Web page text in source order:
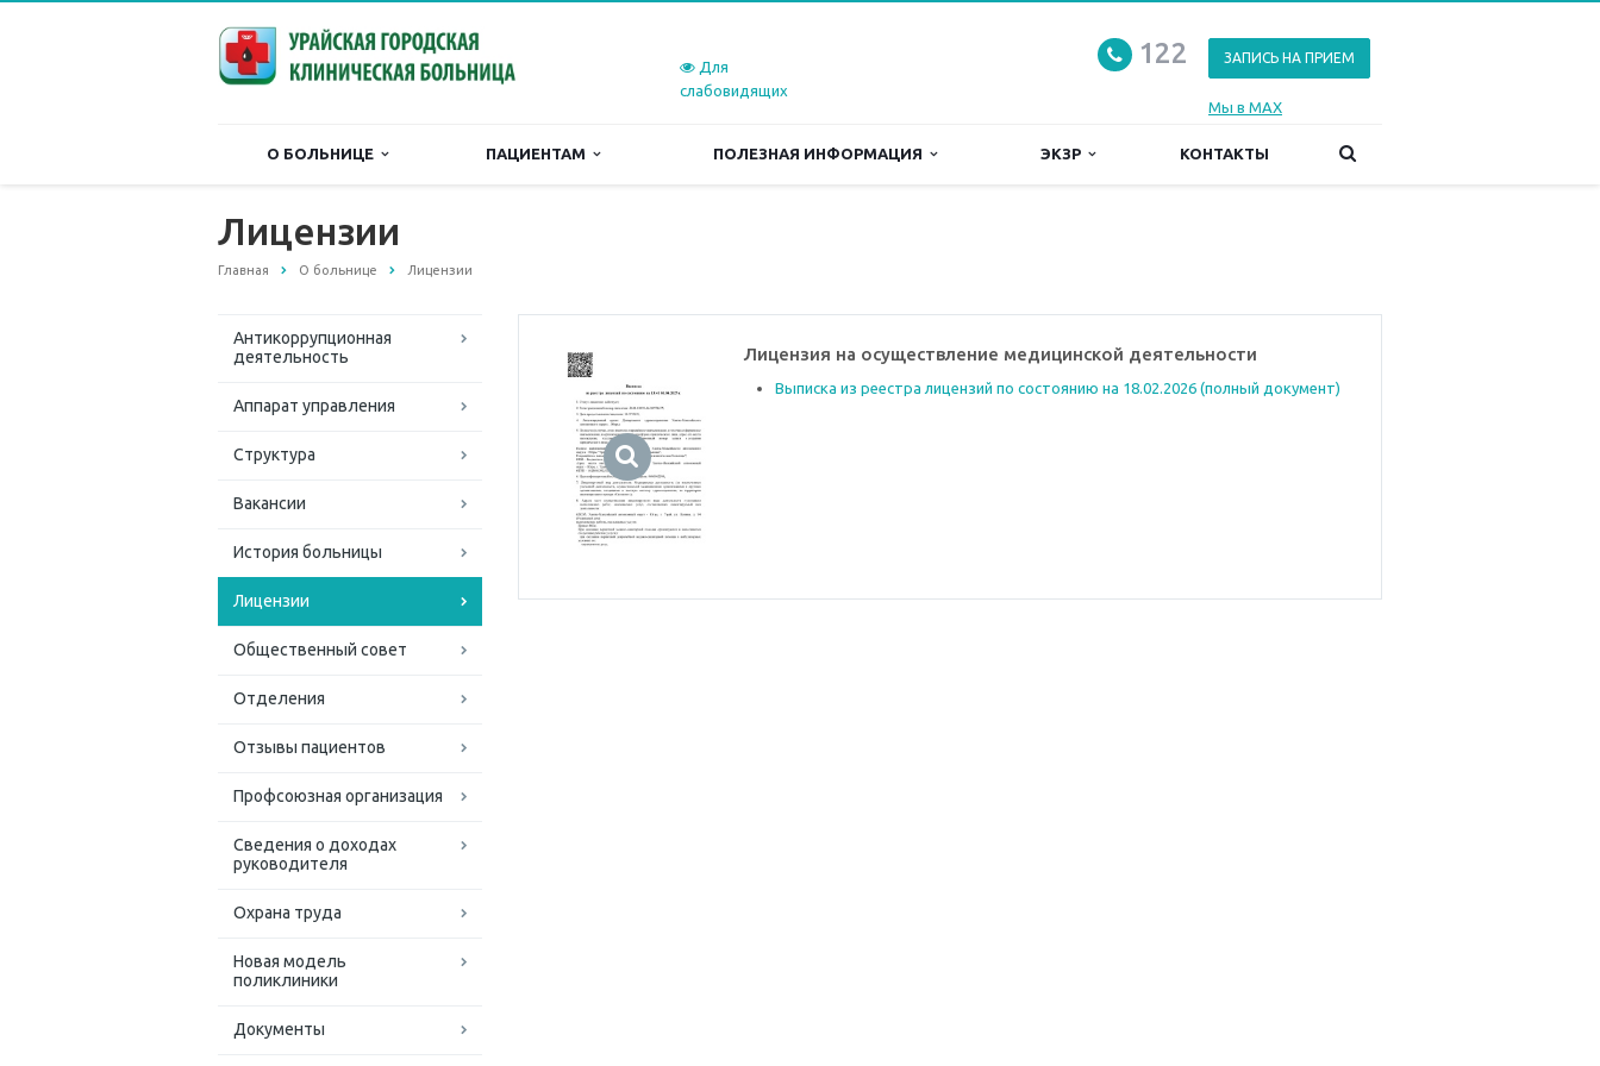
Для
слабовидящих
ЗАПИСЬ НА ПРИЕМ
Мы в MAX
122
О БОЛЬНИЦЕ ПАЦИЕНТАМ ПОЛЕЗНАЯ ИНФОРМАЦИЯ ЭКЗР КОНТАКТЫ
Лицензии
Главная О больнице Лицензии
Антикоррупционная
деятельность
Аппарат управления
Структура
Вакансии
История больницы
Лицензии
Общественный совет
Отделения
Отзывы пациентов
Профсоюзная организация
Сведения о доходах
руководителя
Охрана труда
Новая модель
поликлиники
Документы
Лицензия на осуществление медицинской деятельности
Выписка из реестра лицензий по состоянию на 18.02.2026 (полный документ)